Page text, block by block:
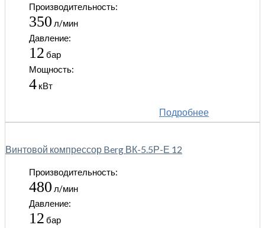
Производительность:
350 л/мин
Давление:
12 бар
Мощность:
4 кВт
Подробнее
Винтовой компрессор Berg ВК-5.5Р-Е 12
Производительность:
480 л/мин
Давление:
12 бар